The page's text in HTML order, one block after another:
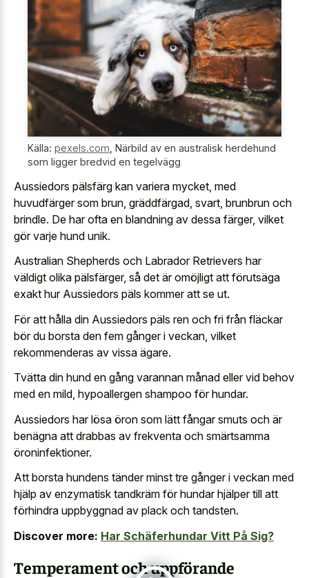
Källa: pexels.com, Närbild av en australisk herdehund
som ligger bredvid en tegelvägg
Aussiedors pälsfärg kan variera mycket, med
huvudfärger som brun, gräddfärgad, svart, brunbrun och
brindle. De har ofta en blandning av dessa färger, vilket
gör varje hund unik.
Australian Shepherds och Labrador Retrievers har
väldigt olika pälsfärger, så det är omöjligt att förutsäga
exakt hur Aussiedors päls kommer att se ut.
För att hålla din Aussiedors päls ren och fri från fläckar
bör du borsta den fem gånger i veckan, vilket
rekommenderas av vissa ägare.
Tvätta din hund en gång varannan månad eller vid behov
med en mild, hypoallergen shampoo för hundar.
Aussiedors har lösa öron som lätt fångar smuts och är
benägna att drabbas av frekventa och smärtsamma
öroninfektioner.
Att borsta hundens tänder minst tre gånger i veckan med
hjälp av enzymatisk tandkräm för hundar hjälper till att
förhindra uppbyggnad av plack och tandsten.
Discover more: Har Schäferhundar Vitt På Sig?
Temperament och uppförande